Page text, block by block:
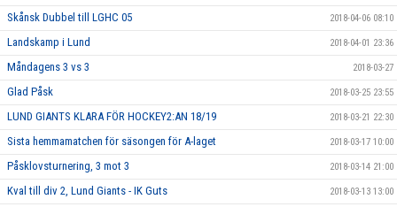
Skånsk Dubbel till LGHC 05 2018-04-06 08:10
Landskamp i Lund 2018-04-01 23:36
Måndagens 3 vs 3 2018-03-27
Glad Påsk 2018-03-25 23:55
LUND GIANTS KLARA FÖR HOCKEY2:AN 18/19 2018-03-21 22:30
Sista hemmamatchen för säsongen för A-laget 2018-03-17 10:00
Påsklovsturnering, 3 mot 3 2018-03-14 21:00
Kval till div 2, Lund Giants - IK Guts 2018-03-13 13:00